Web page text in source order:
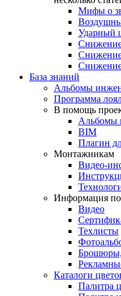
Мифы о
Ударный
Снижение
Снижение
База знаний
Альбомы
Программа
В помощь
Альбомы
BIM
Плагин
Монтажникам
Видео-
Информация
Видео
Техлисты
Брошюры,
Каталоги
Палитра